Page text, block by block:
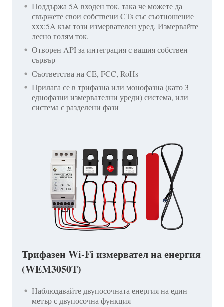
Поддържа 5A входен ток, така че можете да
свържете свои собствени CTs със съотношение
xxx:5A към този измервателен уред. Измервайте
лесно голям ток.
Отворен API за интеграция с вашия собствен
сървър
Съответства на CE, FCC, RoHs
Прилага се в трифазна или монофазна (като 3
еднофазни измервателни уреди) система, или
система с разделени фази
Трифазен Wi-Fi измервател на енергия
(WEM3050T)
Наблюдавайте двупосочната енергия на един
метър с двупосочна функция